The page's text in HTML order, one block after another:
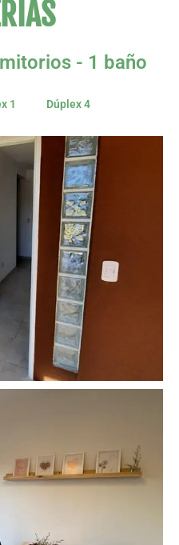
- 1 baño
1 Dúplex 4